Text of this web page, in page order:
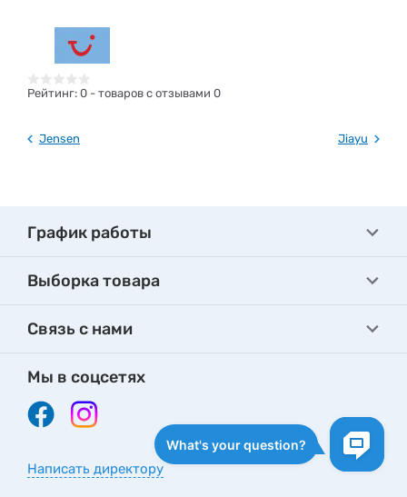
Рейтинг: 0 - товаров с отзывами 0
Jensen Jiayu
График работы
Выборка товара
Связь с нами
Мы в соцсетях
Написать директору